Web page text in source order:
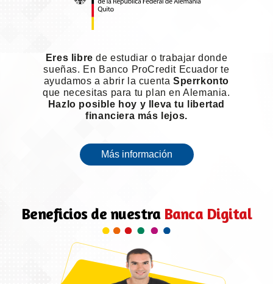
Eres libre de estudiar o trabajar donde
sueñas. En Banco ProCredit Ecuador te
ayudamos a abrir la cuentaSperrkonto
que necesitas para tu plan en Alemania.
Hazlo posible hoy y lleva tu libertad
financiera más lejos.
Más información
Beneficios de nuestra Banca Digital